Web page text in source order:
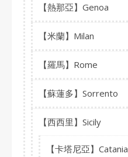
【熱那亞】Genoa
【米蘭】Milan
【羅馬】Rome
【蘇蓮多】Sorrento
【西西里】Sicily
【卡塔尼亞】Catania